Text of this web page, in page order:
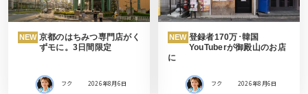
NEW 京都のはちみつ専門店がく
ずモに。3日間限定
フク 2026年8月6日
NEW 登録者170万･韓国
YouTuberが御殿山のお店
に
フク 2026年8月6日